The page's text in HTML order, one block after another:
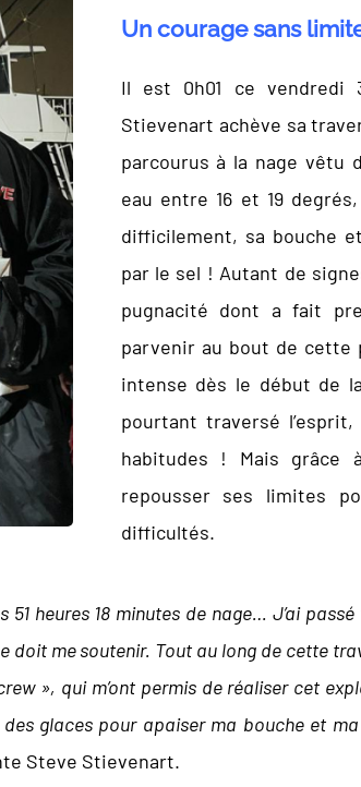
Un courage sans
Il est 0h01 ce vendredi
Stievenart achève sa
parcourus à la nage vêtu
eau entre 16 et 19
difficilement, sa bouche
par le sel ! Autant de
pugnacité dont a fait
parvenir au bout de cette
intense dès le début de
pourtant traversé
habitudes ! Mais grâce
repousser ses limites
difficultés.
heures 18 minutes de nage… J’ai
me soutenir. Tout au long de cette
», qui m’ont permis de réaliser cet
glaces pour apaiser ma bouche et
Steve Stievenart.